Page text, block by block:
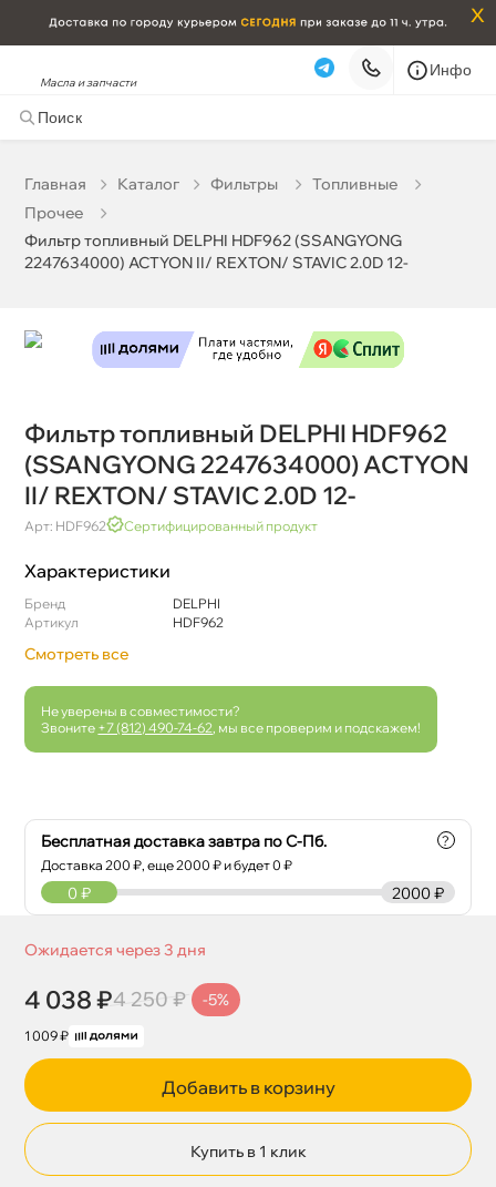
x
Масла и запчасти
Инфо
Главная Катало Фильтры
Топливные
Прочее
Фильтр топливный DELPHI HDF962 (SSANGYONG
2247634000) ACTYON II/ REXTON/ STAVIC 2.0D 12-
Фильтр топливный DELPHI HDF962
(SSANGYONG 2247634000) ACTYON
II/ REXTON/ STAVIC 2.0D 12-
Арт: HDF962 Сертифицированный продукт
Характеристики
Бренд
DELPHI
Артикул
HDF962
Смотреть все
Не уверены в совместимости?
Звоните +7 (812) 490-74-62 , мы все проверим и подскажем!
Бесплатная доставка завтра по С-Пб.
Доставка200 ₽, еще2000 ₽ и будет 0 ₽
?
2000 ₽
0 ₽
Ожидается через 3 дня
4 038 ₽4 250 ₽ -5%
1 009 ₽
Добавить в корзину
Купить в 1 клик
Фильтр топливный DELPHI HDF962 (SSANGYONG
Бесплатная Завтра, 06.08 (при заказе от 2000₽)
Срочная за 2 ч – 399 ₽ Сегодня, 06.08
Карта Список